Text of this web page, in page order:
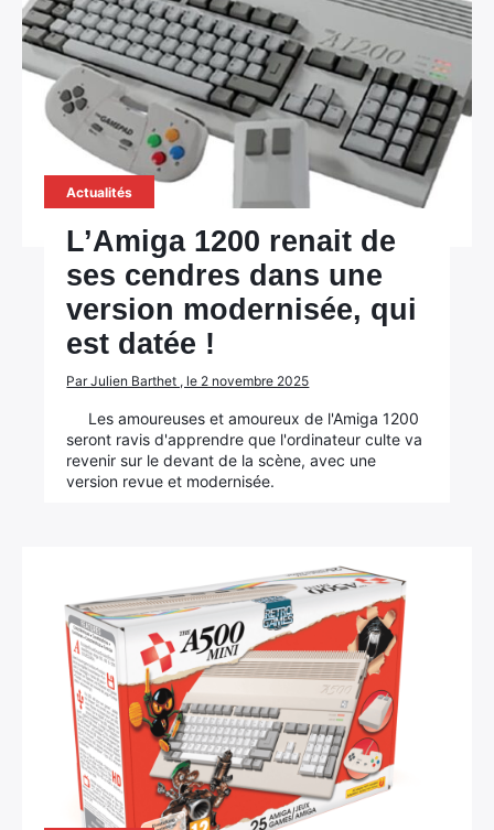
Actualités
L’Amiga 1200 renait de
ses cendres dans une
version modernisée, qui
est datée !
Par Julien Barthet , le 2 novembre 2025
Les amoureuses et amoureux de l'Amiga 1200
seront ravis d'apprendre que l'ordinateur culte va
revenir sur le devant de la scène, avec une
version revue et modernisée.